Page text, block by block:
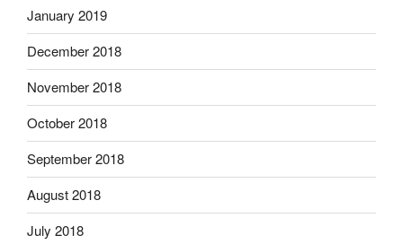
January 2019
December 2018
November 2018
October 2018
September 2018
August 2018
July 2018